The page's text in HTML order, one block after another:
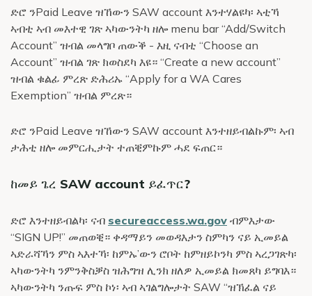
ድሮ ንPaid Leave ዝኸውን SAW account እንተሃልዩካ፡ ኣቲኻ
ኣብቲ ኣብ መእተዊ ገጽ ኣካውንትካ ዘሎ menu bar “Add/Switch
Account” ዝብል መላግቦ ጠውቕ - እዚ ናብቲ “Choose an
Account” ዝብል ገጽ ክወስደካ እዩ። “Create a new account”
ዝብል ቁልፊ ምረጽ ድሕሪኡ “Apply for a WA Cares
Exemption” ዝብል ምረጽ።
ድሮ ንPaid Leave ዝኸውን SAW account እንተዘይብልኩም፡ ኣብ
ታሕቲ ዘሎ መምርሒታት ተጠቒምኩም ሓደ ፍጠር።
ከመይ ጌረ SAW account ይፈጥር?
ድሮ እንተዘይብልካ፡ ናብ secureaccess.wa.gov ብምእታው
“SIGN UP!” መጠወቒ። ቀዳማይን መወዳእታን ስምካን ናይ ኢመይል
ኣድራሻኻን ምስ ኣእተኻ፡ ከምኡ’ውን ሮቦት ከምዘይኮንካ ምስ ኣረጋገጽካ፡
ኣካውንትካ ንምንቅስቓስ ዝሕግዝ ሊንክ ዘለዎ ኢመይል ክመጸካ ይግባእ።
ኣካውንትካ ንጡፍ ምስ ኮነ፡ ኣብ ኣገልግሎታት SAW “ዝኽፈል ናይ